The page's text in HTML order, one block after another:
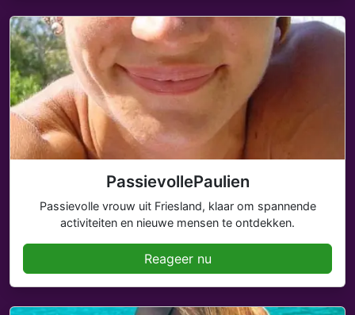
PassievollePaulien
Passievolle vrouw uit Friesland, klaar om spannende
activiteiten en nieuwe mensen te ontdekken.
Reageer nu